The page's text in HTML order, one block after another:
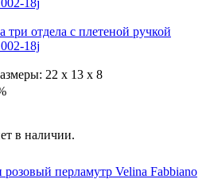
три отдела с плетеной ручкой
18j
22 x 13 x 8
в наличии.